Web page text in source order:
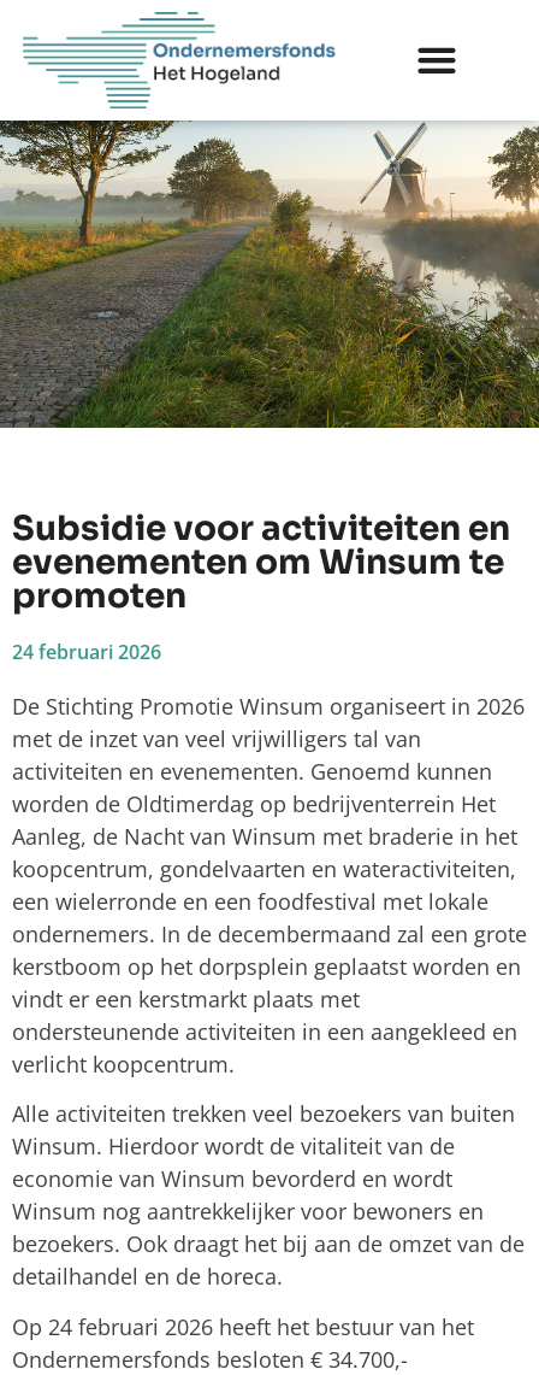
Subsidie voor activiteiten en
evenementen om Winsum te
promoten
24 februari 2026
De Stichting Promotie Winsum organiseert in 2026
met de inzet van veel vrijwilligers tal van
activiteiten en evenementen. Genoemd kunnen
worden de Oldtimerdag op bedrijventerrein Het
Aanleg, de Nacht van Winsum met braderie in het
koopcentrum, gondelvaarten en wateractiviteiten,
een wielerronde en een foodfestival met lokale
ondernemers. In de decembermaand zal een grote
kerstboom op het dorpsplein geplaatst worden en
vindt er een kerstmarkt plaats met
ondersteunende activiteiten in een aangekleed en
verlicht koopcentrum.
Alle activiteiten trekken veel bezoekers van buiten
Winsum. Hierdoor wordt de vitaliteit van de
economie van Winsum bevorderd en wordt
Winsum nog aantrekkelijker voor bewoners en
bezoekers. Ook draagt het bij aan de omzet van de
detailhandel en de horeca.
Op 24 februari 2026 heeft het bestuur van het
Ondernemersfonds besloten € 34.700,-